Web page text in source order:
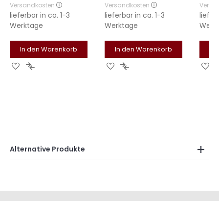
Versandkosten
lieferbar in ca. 1-3
Werktage
In den Warenkorb
Zur Zur
Versandkosten
lieferbar in ca. 1-3
Werktage
In den Warenkorb
Zur Zur
Alternative Produkte